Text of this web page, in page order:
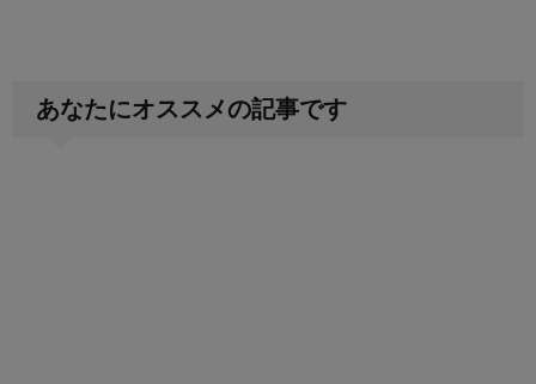
あなたにオススメの記事です